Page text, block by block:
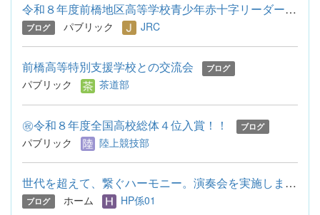
令和８年度前橋地区高等学校青少年赤十字リーダーシップ・トレー...
ブログ パブリック JRC
前橋高等特別支援学校との交流会 ブログ
パブリック 茶道部
㊗️令和８年度全国高校総体４位入賞！！ ブログ
パブリック 陸上競技部
世代を超えて、繋ぐハーモニー。演奏会を実施しました！
ブログ ホーム HP係01